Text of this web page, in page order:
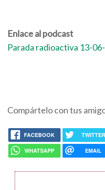
Enlace al podcast
Parada radioactiva 13-
Compártelo con tus
FACEBOOK TWITTER
WHATSAPP EMAIL